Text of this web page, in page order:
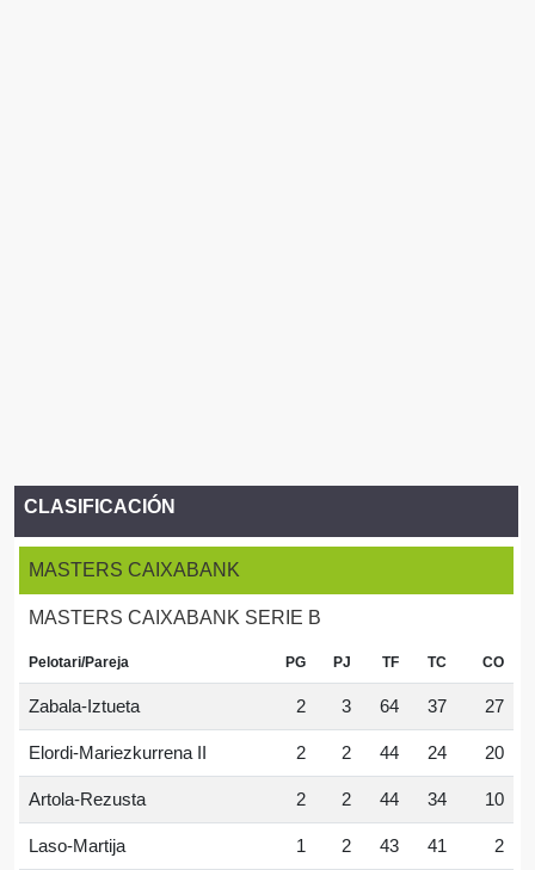
CLASIFICACIÓN
MASTERS CAIXABANK
MASTERS CAIXABANK SERIE B
Pelotari/Pareja PG PJ TF TC CO
Zabala-Iztueta 2 3 64 37 27
Elordi-Mariezkurrena II 2 2 44 24 20
Artola-Rezusta 2 2 44 34 10
Laso-Martija 1 2 43 41 2